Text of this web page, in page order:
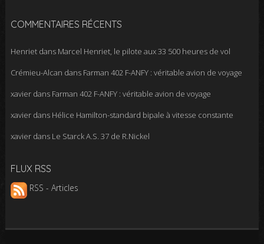
COMMENTAIRES RÉCENTS
Henrietdans Marcel Henriet, le pilote aux 33 500 heures de vol
Crémieu-Alcan dans Farman 402 F-ANFY : véritable avion de voyage
xavierdans Farman 402 F-ANFY : véritable avion de voyage
xavierdans Hélice Hamilton-standard bipale à vitesse constante
xavierdans Le Starck A.S. 37 de R.Nickel
FLUX RSS
RSS - Articles